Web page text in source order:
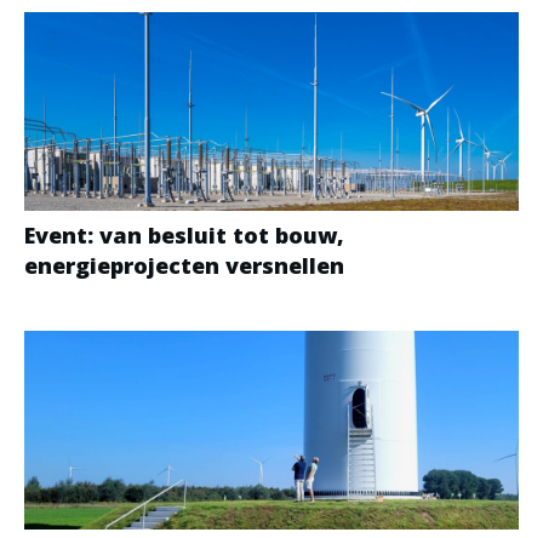
Event: van besluit tot bouw,
energieprojecten versnellen